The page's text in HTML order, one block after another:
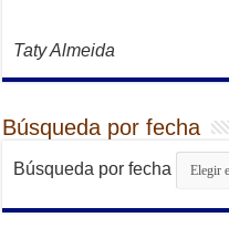
Taty Almeida
Búsqueda por fecha
Búsqueda por fecha